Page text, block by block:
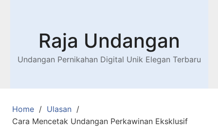
Raja Undangan
Undangan Pernikahan Digital Unik Elegan Terbaru
Home
Ulasan
Cara Mencetak Undangan Perkawinan Eksklusif